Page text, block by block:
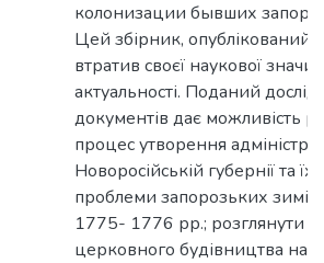
колонизации бывших
Цей збірник, опублікований
втратив своєї наукової
актуальності. Поданий
документів дає можливість
процес утворення
Новоросійській губернії та
проблеми запорозьких
1775- 1776 рр.; розглянути
церковного будівництва на